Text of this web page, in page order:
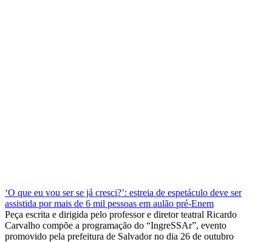
‘O que eu vou ser se já cresci?’: estreia de espetáculo deve ser
assistida por mais de 6 mil pessoas em aulão pré-Enem
Peça escrita e dirigida pelo professor e diretor teatral Ricardo
Carvalho compõe a programação do “IngreSSAr”, evento
promovido pela prefeitura de Salvador no dia 26 de outubro